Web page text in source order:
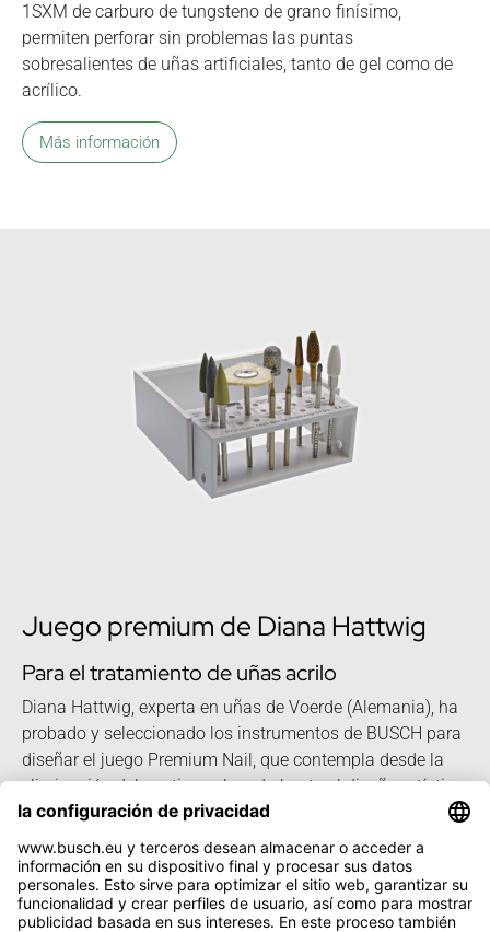
1SXM de carburo de tungsteno de grano finísimo,
permiten perforar sin problemas las puntas
sobresalientes de uñas artificiales, tanto de gel como de
acrílico.
Más información
Juego premium de Diana Hattwig
Para el tratamiento de uñas acrilo
Diana Hattwig, experta en uñas de Voerde (Alemania), ha
probado y seleccionado los instrumentos de BUSCH para
diseñar el juego Premium Nail, que contempla desde la
eliminación del postizo colocado hasta el diseño artístico
de la uña.
Más información